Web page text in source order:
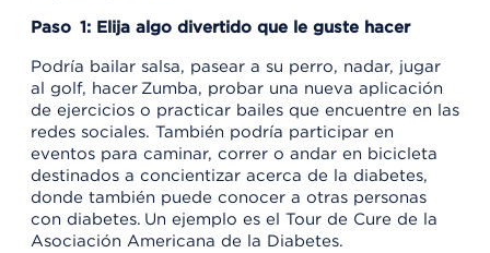
Paso 1: Elija algo divertido que le guste hacer
Podría bailar salsa, pasear a su perro, nadar, jugar
al golf, hacer Zumba, probar una nueva aplicación
de ejercicios o practicar bailes que encuentre en las
redes sociales. También podría participar en
eventos para caminar, correr o andar en bicicleta
destinados a concientizar acerca de la diabetes,
donde también puede conocer a otras personas
con diabetes. Un ejemplo es el Tour de Cure de la
Asociación Americana de la Diabetes.